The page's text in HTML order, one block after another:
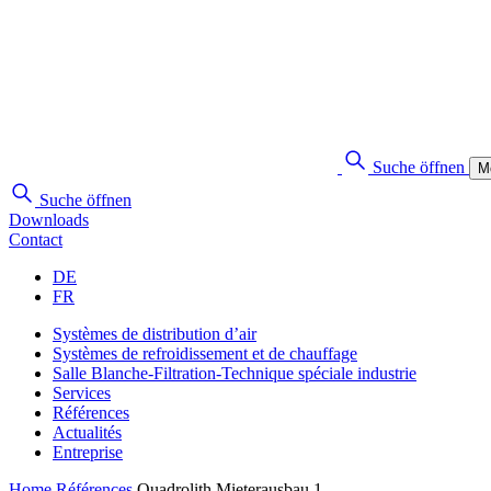
Suche öffnen
Suche öffnen
Downloads
Contact
DE
FR
Systèmes de distribution d’air
Systèmes de refroidissement et de chauffage
Salle Blanche-Filtration-Technique spéciale industrie
Services
Références
Actualités
Entreprise